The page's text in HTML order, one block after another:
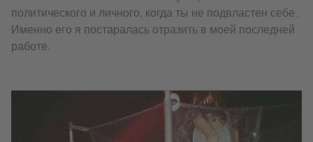
политического и личного, когда ты не подвластен себе.
Именно его я постаралась отразить в моей последней
работе.